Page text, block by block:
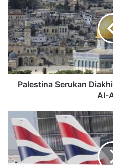
Palestina Serukan
Al-